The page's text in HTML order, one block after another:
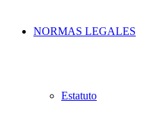
NORMAS LEGALES
Estatuto